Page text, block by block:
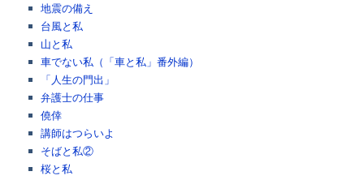
地震の備え
台風と私
山と私
車でない私（「車と私」番外編）
「人生の門出」
弁護士の仕事
僥倖
講師はつらいよ
そばと私②
桜と私